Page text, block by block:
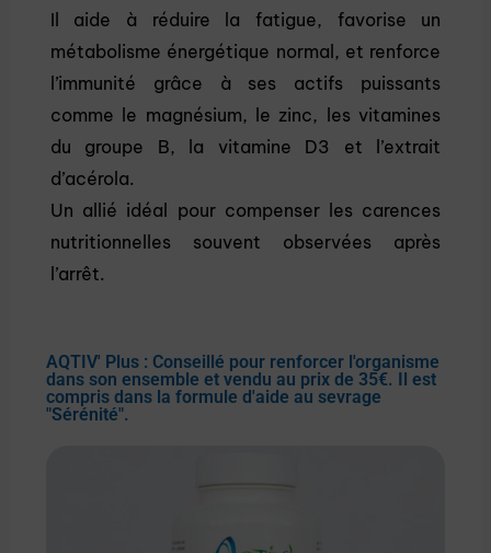
Il aide à réduire la fatigue, favorise un
métabolisme énergétique normal, et renforce
l’immunité grâce à ses actifs puissants
comme le magnésium, le zinc, les vitamines
du groupe B, la vitamine D3 et l’extrait
d’acérola.
Un allié idéal pour compenser les carences
nutritionnelles souvent observées après
l’arrêt.
AQTIV' Plus : Conseillé pour renforcer l'organisme
dans son ensemble et vendu au prix de 35€. Il est
compris dans la formule d'aide au sevrage
"Sérénité".